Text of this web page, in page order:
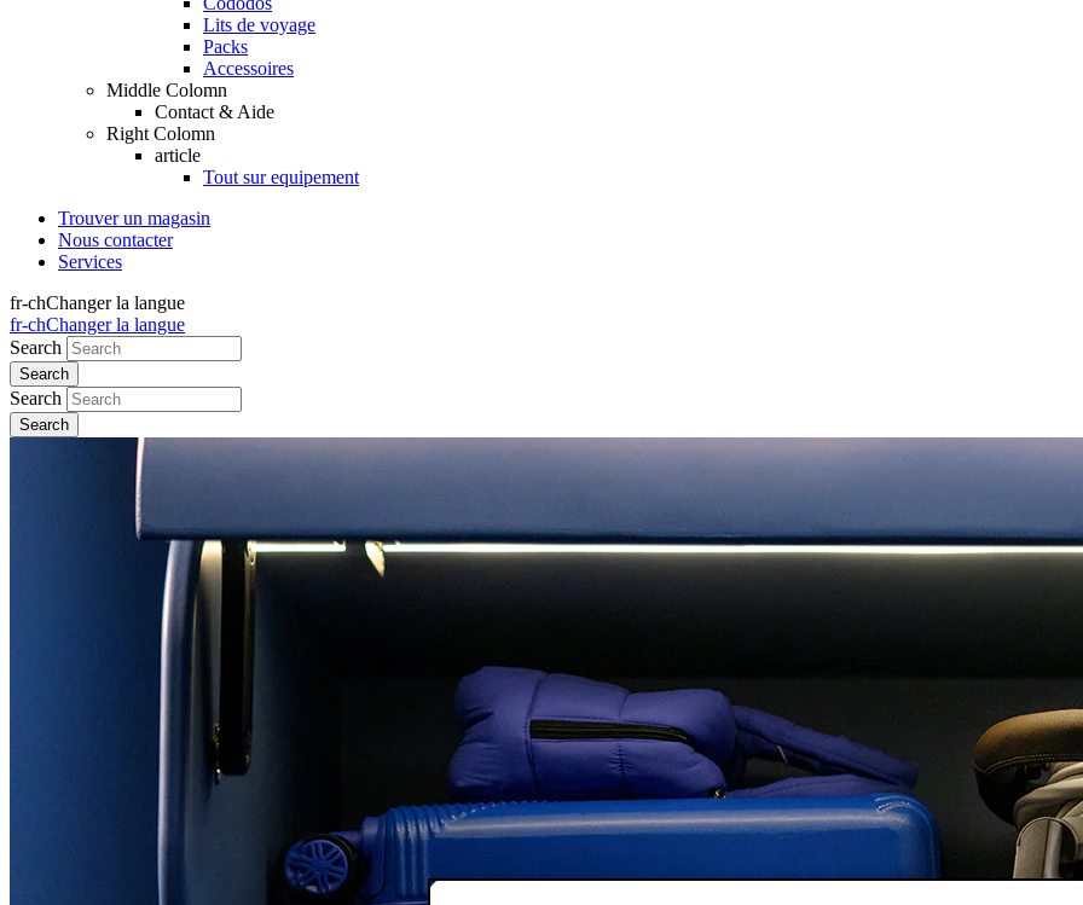
Lits de voyage
Packs
Accessoires
Middle Colomn
Contact & Aide
Right Colomn
article
Tout sur equipement
Trouver un magasin
Nous contacter
Services
fr-chChanger la langue
fr-chChanger la langue
Search
Search